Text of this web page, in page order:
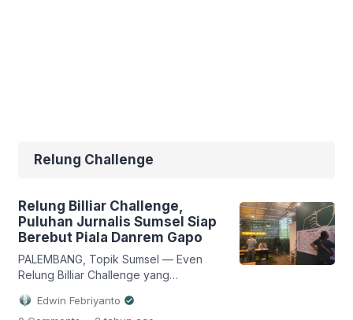
Relung Challenge
Relung Billiar Challenge,
Puluhan Jurnalis Sumsel Siap
Berebut Piala Danrem Gapo
PALEMBANG, Topik Sumsel — Even
Relung Billiar Challenge yang
Militer (Korem) 044 Garuda Dempo
Edwin Febriyanto